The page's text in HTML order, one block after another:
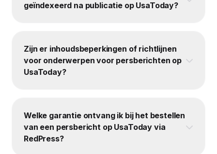
geïndexeerd na publicatie op UsaToday?
Zijn er inhoudsbeperkingen of richtlijnen
voor onderwerpen voor persberichten op
UsaToday?
Welke garantie ontvang ik bij het bestellen
van een persbericht op UsaToday via
RedPress?